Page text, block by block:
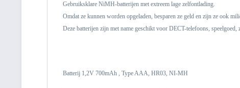
Gebruiksklare NiMH-batterijen met extreem lage zelfontlading.
Omdat ze kunnen worden opgeladen, besparen ze geld en zijn ze ook
Deze batterijen zijn met name geschikt voor DECT-telefoons,
Batterij 1,2V 700mAh , Type AAA, HR03, NI-MH